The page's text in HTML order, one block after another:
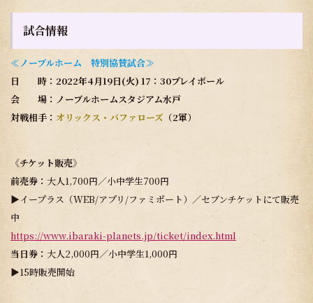
試合情報
≪ノーブルホーム 特別協賛試合≫
日 時：2022年4月19日(火) 17：30プレイボール
会 場：ノーブルホームスタジアム水戸
対戦相手： オリックス・バファローズ （2軍）
《チケット販売》
前売券： 大人1,700円／小中学生700円
▶イープラス（WEB/アプリ/ファミポート）／セブンチケットにて販売
中
https://www.ibaraki-planets.jp/ticket/index.html
当日券： 大人2,000円／小中学生1,000円
▶15時販売開始